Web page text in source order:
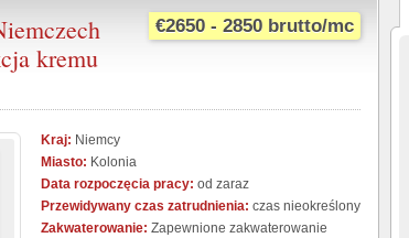
€2650 - 2850 brutto/mc
kremu
Kraj: Niemcy
Miasto: Kolonia
Data rozpoczęcia pracy: od zaraz
Przewidywany czas zatrudnienia: czas nieokreślony
Zakwaterowanie: Zapewnione zakwaterowanie